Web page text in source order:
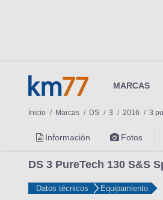
MARCAS
Inicio Marcas DS 3 2016 3
Información Fotos
DS 3 PureTech 130 S&S
Datos técnicos Equipamiento